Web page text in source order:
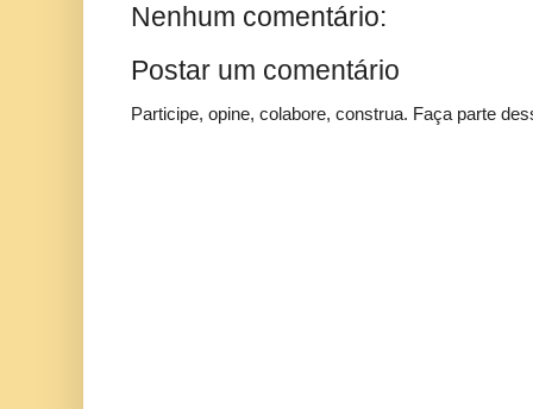
Nenhum comentário:
Postar um comentário
Participe, opine, colabore, construa. Faça parte